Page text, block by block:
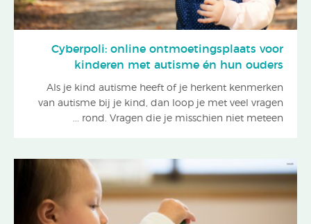
Cyberpoli: online ontmoetingsplaats voor
kinderen met autisme én hun ouders
Als je kind autisme heeft of je herkent kenmerken
van autisme bij je kind, dan loop je met veel vragen
rond. Vragen die je misschien niet meteen ...